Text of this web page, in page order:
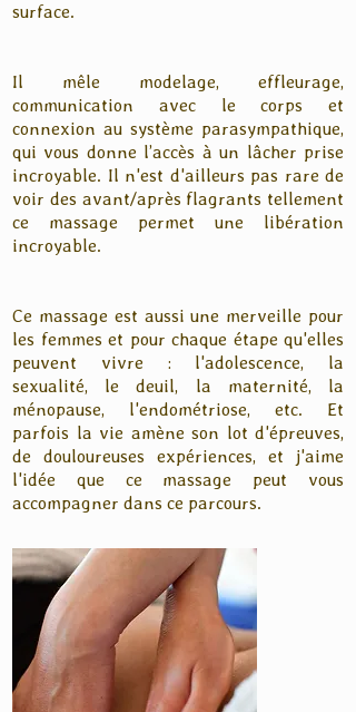
surface.
Il mêle modelage, effleurage,
communication avec le corps et
connexion au système parasympathique,
qui vous donne l’accès à un lâcher prise
incroyable. Il n'est d'ailleurs pas rare de
voir des avant/après flagrants tellement
ce massage permet une libération
incroyable.
Ce massage est aussi une merveille pour
les femmes et pour chaque étape qu'elles
peuvent vivre : l'adolescence, la
sexualité, le deuil, la maternité, la
ménopause, l'endométriose, etc. Et
parfois la vie amène son lot d'épreuves,
de douloureuses expériences, et j'aime
l'idée que ce massage peut vous
accompagner dans ce parcours.